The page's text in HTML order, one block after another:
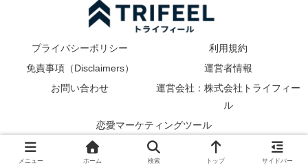
プライバシーポリシー
利用規約
免責事項（Disclaimers）
運営者情報
お問い合わせ
運営会社：株式会社トライフィー
ル
恋愛マーケティングツール
© 2025 TRIFEEL. All Rights Reserved.
メニュー ホーム 検索 トップ サイドバー